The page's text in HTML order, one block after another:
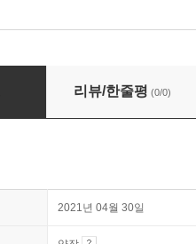
리뷰/한줄평 (0/0)
2021년 04월 30일